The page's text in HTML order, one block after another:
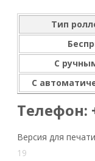
Тип
С
С
Телефон:
Версия для печати
19